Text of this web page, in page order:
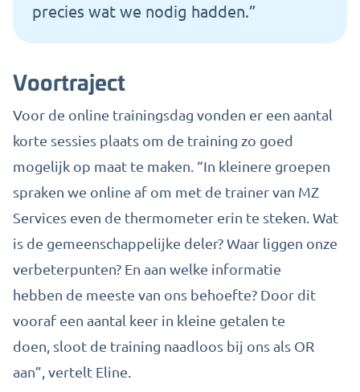
precies wat we nodig hadden.”
Voortraject
Voor de online trainingsdag vonden er een aantal
korte sessies plaats om de training zo goed
mogelijk op maat te maken “In kleinere groepen
spraken we online af om met de trainer van MZ
Services even de thermometer erin te steken . Wat
is de gemeenschappelijke deler? Waar liggen onze
verbeterpunten? En aan welke informatie
hebben de meeste van ons behoefte? Door dit
vooraf een aantal keer in kleine getalen te
doen, sloot de training naadloos bij ons als OR
aan”, vertelt Eline.